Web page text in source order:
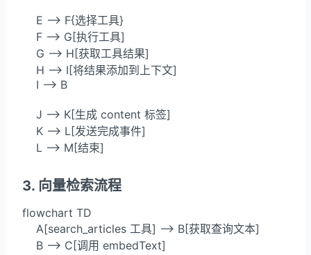
    E --> F{选择工具}
    F --> G[执行工具]
    G --> H[获取工具结果]
    H --> I[将结果添加到上下文]
    I --> B
    J --> K[生成 content 标签]
    K --> L[发送完成事件]
    L --> M[结束]
3. 向量检索流程
flowchart TD
    A[search_articles 工具] --> B[获取查询文本]
    B --> C[调用 embedText]